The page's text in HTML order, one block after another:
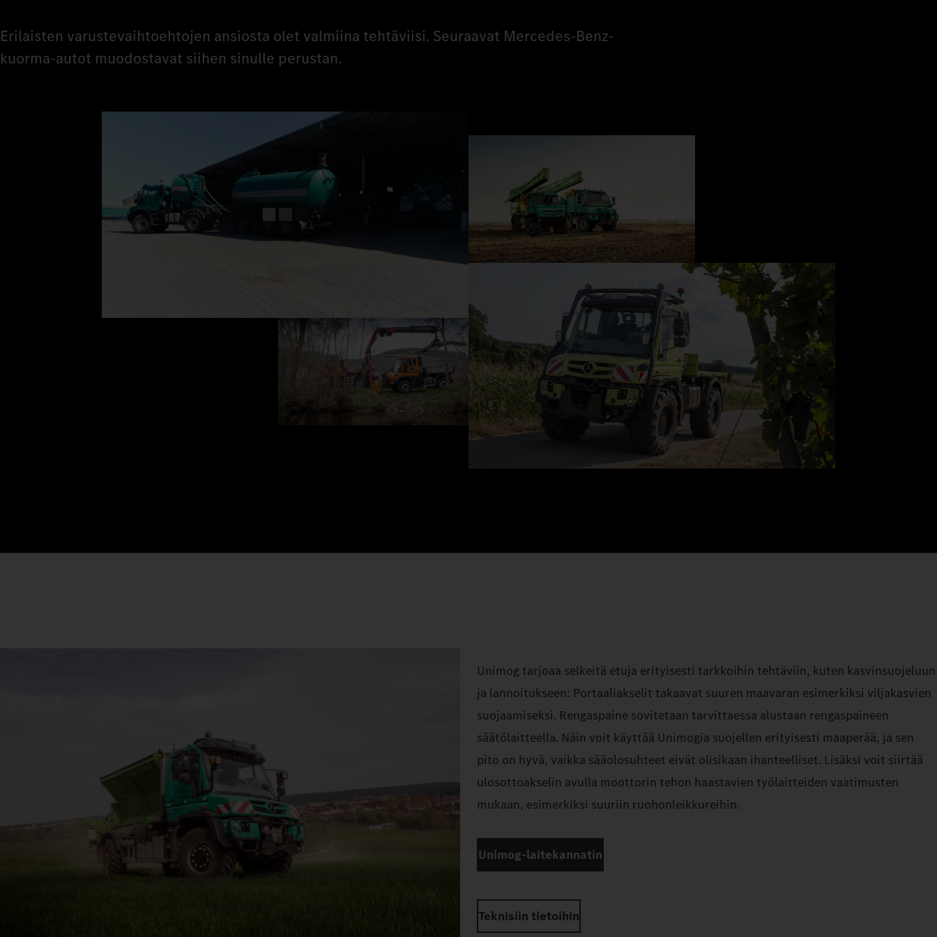
Erilaisten varustevaihtoehtojen ansiosta olet valmiina tehtäviisi. Seuraavat Mercedes‑Benz-
kuorma-autot muodostavat siihen sinulle perustan.
Unimog tarjoaa selkeitä etuja erityisesti tarkkoihin tehtäviin, kuten kasvinsuojeluun
ja lannoitukseen: Portaaliakselit takaavat suuren maavaran esimerkiksi viljakasvien
suojaamiseksi. Rengaspaine sovitetaan tarvittaessa alustaan rengaspaineen
säätölaitteella. Näin voit käyttää Unimogia suojellen erityisesti maaperää, ja sen
pito on hyvä, vaikka sääolosuhteet eivät olisikaan ihanteelliset. Lisäksi voit siirtää
ulosottoakselin avulla moottorin tehon haastavien työlaitteiden vaatimusten
mukaan, esimerkiksi suuriin ruohonleikkureihin.
Unimog-laitekannatin
Teknisiin tietoihin